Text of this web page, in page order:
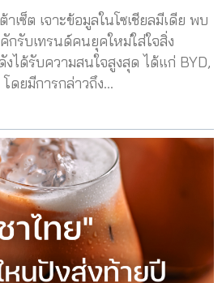
เซ็ต เจาะข้อมูลในโซเชียลมีเดีย พบ
กรับเทรนด์คนยุคใหม่ใส่ใจสิ่ง
ได้รับความสนใจสูงสุด ได้แก่ BYD,
ดยมีการกล่าวถึง…